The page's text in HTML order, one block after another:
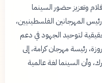
وتعزيز حضور السينما
المهرجانين الفلسطينيين،
لتوحيد الجهود في دعم
رئيسة مهرجان كرامة، إلى
وأن السينما لغة عالمية